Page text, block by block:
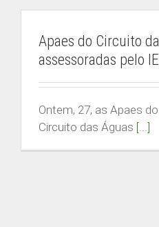
Apaes do Circuito
assessoradas pelo
Ontem, 27, as Apaes
Circuito das Águas [...]